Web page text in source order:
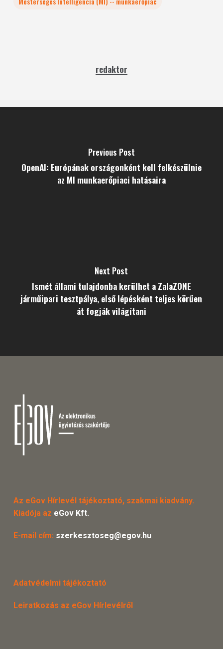
redaktor
Previous Post
OpenAI: Európának országonként kell felkészülnie
az MI munkaerőpiaci hatásaira
Next Post
Ismét állami tulajdonba kerülhet a ZalaZONE
járműipari tesztpálya, első lépésként teljes körűen
át fogják világítani
Az eGov Hírlevél tájékoztató, szakmai kiadvány.
Kiadója az eGov Kft.
E-mail cím: szerkesztoseg@egov.hu
Adatvédelmi tájékoztató
Leiratkozás az eGov Hírlevélről